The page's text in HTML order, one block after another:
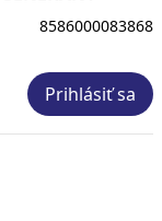
8586000083868
Prihlásiť sa